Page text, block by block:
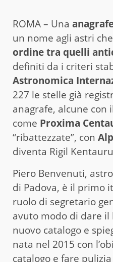
ROMA – Una
un nome agli astri
ordine tra quelli
definiti da i criteri
Astronomica
227 le stelle già
anagrafe, alcune con
come Proxima
“ribattezzate”, con
diventa Rigil
Piero Benvenuti,
di Padova, è il primo
ruolo di segretario
avuto modo di dare
nuovo catalogo e
nata nel 2015 con
catalogo e fare